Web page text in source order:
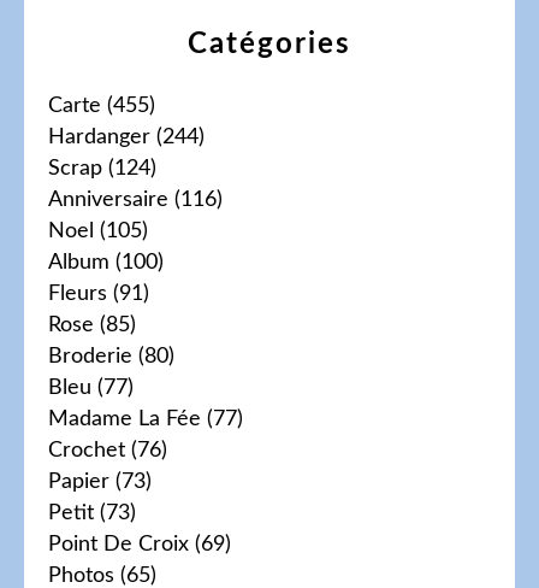
Catégories
Carte (455)
Hardanger (244)
Scrap (124)
Anniversaire (116)
Noel (105)
Album (100)
Fleurs (91)
Rose (85)
Broderie (80)
Bleu (77)
Madame La Fée (77)
Crochet (76)
Papier (73)
Petit (73)
Point De Croix (69)
Photos (65)